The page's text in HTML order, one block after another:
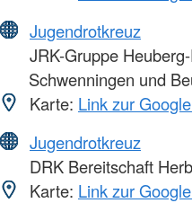
Jugendrotkreuz
JRK-Gruppe
Schwenningen und
Karte: Link zur
Jugendrotkreuz
DRK Bereitschaft
Karte: Link zur